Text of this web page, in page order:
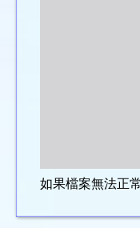
如果檔案無法正